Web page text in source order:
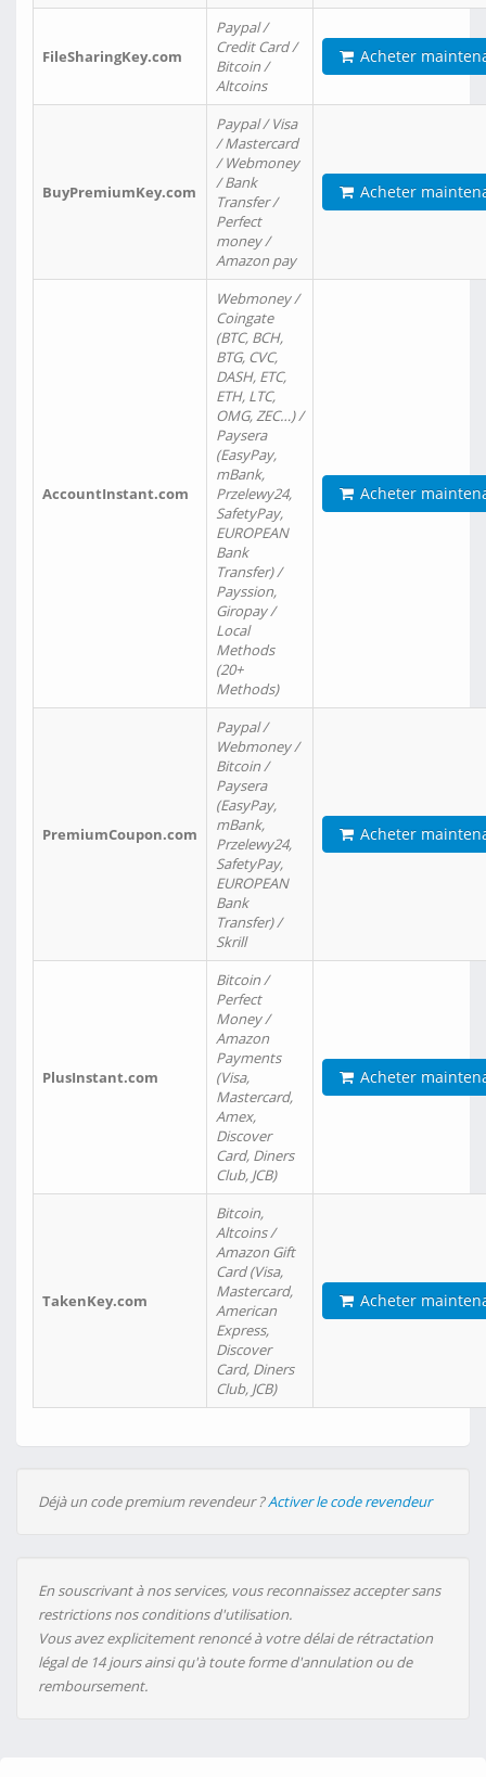
FileSharingKey.com
Paypal /
Credit Card /
Bitcoin /
Altcoins
Acheter
BuyPremiumKey.com
Paypal / Visa
/ Mastercard
/ Webmoney
/ Bank
Transfer /
Perfect
money /
Amazon pay
Acheter
AccountInstant.com
Webmoney /
Coingate
(BTC, BCH,
BTG, CVC,
DASH, ETC,
ETH, LTC,
OMG, ZEC…) /
Paysera
(EasyPay,
mBank,
Przelewy24,
SafetyPay,
EUROPEAN
Bank
Transfer) /
Payssion,
Giropay /
Local
Methods
(20+
Methods)
Acheter
PremiumCoupon.com
Paypal /
Webmoney /
Bitcoin /
Paysera
(EasyPay,
mBank,
Przelewy24,
SafetyPay,
EUROPEAN
Bank
Transfer) /
Skrill
Acheter
PlusInstant.com
Bitcoin /
Perfect
Money /
Amazon
Payments
(Visa,
Mastercard,
Amex,
Discover
Card, Diners
Club, JCB)
Acheter
TakenKey.com
Bitcoin,
Altcoins /
Amazon Gift
Card (Visa,
Mastercard,
American
Express,
Discover
Card, Diners
Club, JCB)
Acheter
Déjà un code premium revendeur ?Activer le code revendeur
En souscrivant à nos services, vous reconnaissez accepter sans
restrictions nos conditions d'utilisation.
Vous avez explicitement renoncé à votre délai de rétractation
légal de 14 jours ainsi qu'à toute forme d'annulation ou de
remboursement.